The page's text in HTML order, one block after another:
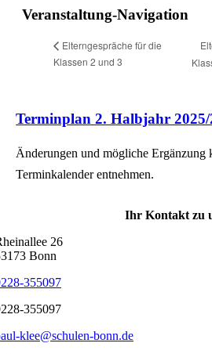
Veranstaltung-Navigation
Elterngespräche für die
Klassen 2 und 3
Terminplan 2. Halbjahr 2025/
Änderungen und mögliche Ergänzung
Terminkalender entnehmen.
Ihr Kontakt zu
26
Bonn
355097
355097
klee@schulen-bonn.de